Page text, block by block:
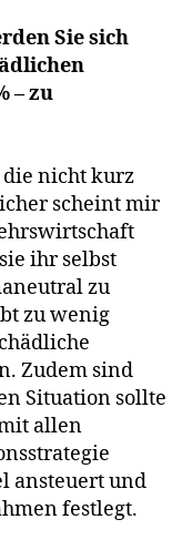
Sie sich
– zu
die nicht kurz
scheint mir
ihr selbst
zu
zu wenig
Zudem sind
Situation sollte
allen
ansteuert und
festlegt.